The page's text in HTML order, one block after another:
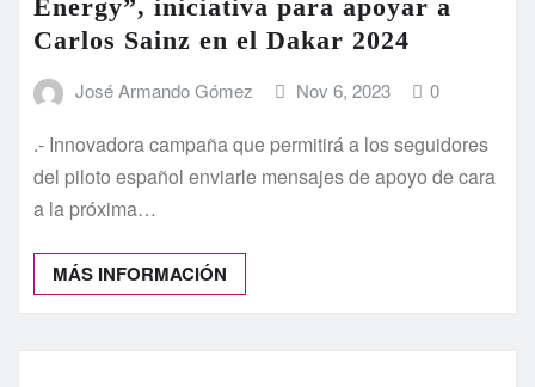
Energy”, iniciativa para apoyar a
Carlos Sainz en el Dakar 2024
José Armando Gómez Nov 6, 2023 0
.- Innovadora campaña que permitirá a los seguidores
del piloto español enviarle mensajes de apoyo de cara
a la próxima…
MÁS INFORMACIÓN